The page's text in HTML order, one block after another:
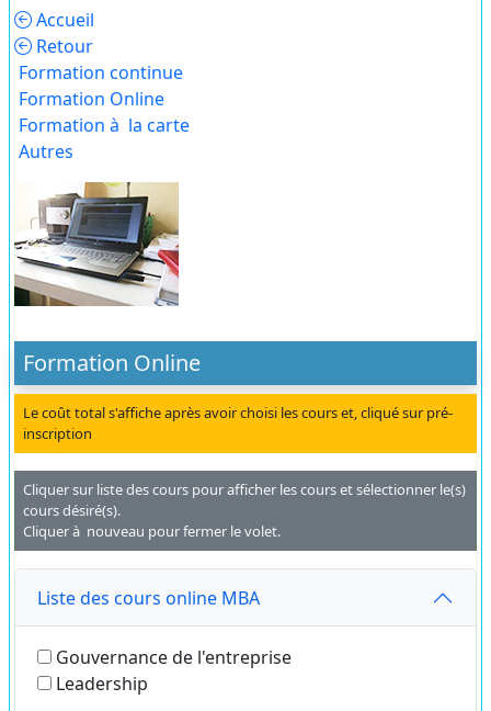
Accueil
Retour
Formation continue
Formation Online
Formation à la carte
Autres
Formation Online
Le coût total s'affiche après avoir choisi les cours et, cliqué sur pré-
inscription
Cliquer sur liste des cours pour afficher les cours et sélectionner le(s)
cours désiré(s).
Cliquer à nouveau pour fermer le volet.
Liste des cours online MBA
Gouvernance de l'entreprise
Leadership